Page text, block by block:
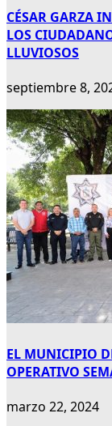
CÉSAR GARZA
LOS
LLUVIOSOS
septiembre 8,
EL MUNICIPIO
OPERATIVO
marzo 22, 2024